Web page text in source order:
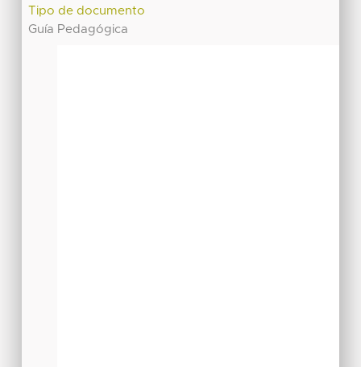
Tipo de documento
Guía Pedagógica